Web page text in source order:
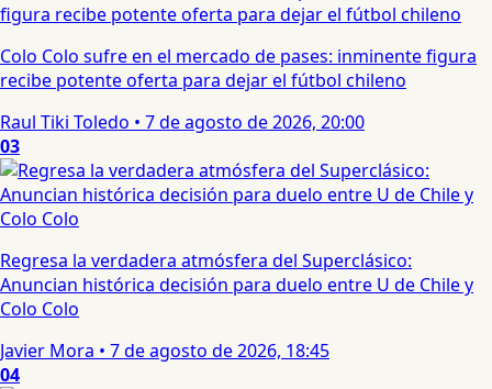
Colo Colo sufre en el mercado de pases: inminente figura
recibe potente oferta para dejar el fútbol chileno
Raul Tiki Toledo • 7 de agosto de 2026, 20:00
03
Regresa la verdadera atmósfera del Superclásico:
Anuncian histórica decisión para duelo entre U de Chile y
Colo Colo
Javier Mora • 7 de agosto de 2026, 18:45
04